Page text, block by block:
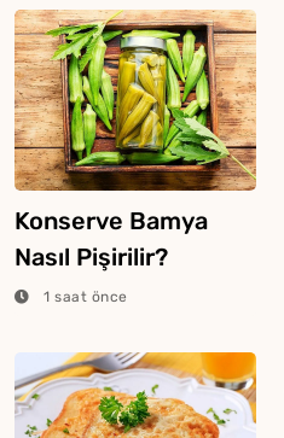
Konserve Bamya
Nasıl Pişirilir?
1 saat önce